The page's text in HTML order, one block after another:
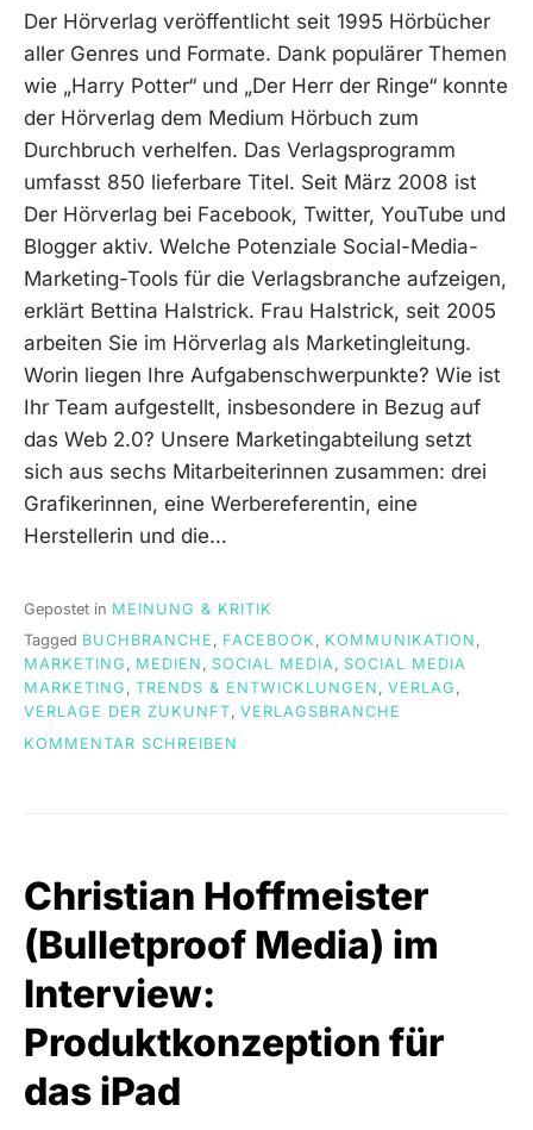
Der Hörverlag veröffentlicht seit 1995 Hörbücher
aller Genres und Formate. Dank populärer Themen
wie „Harry Potter“ und „Der Herr der Ringe“ konnte
der Hörverlag dem Medium Hörbuch zum
Durchbruch verhelfen. Das Verlagsprogramm
umfasst 850 lieferbare Titel. Seit März 2008 ist
Der Hörverlag bei Facebook, Twitter, YouTube und
Blogger aktiv. Welche Potenziale Social-Media-
Marketing-Tools für die Verlagsbranche aufzeigen,
erklärt Bettina Halstrick. Frau Halstrick, seit 2005
arbeiten Sie im Hörverlag als Marketingleitung.
Worin liegen Ihre Aufgabenschwerpunkte? Wie ist
Ihr Team aufgestellt, insbesondere in Bezug auf
das Web 2.0? Unsere Marketingabteilung setzt
sich aus sechs Mitarbeiterinnen zusammen: drei
Grafikerinnen, eine Werbereferentin, eine
Herstellerin und die…
Gepostet in MEINUNG & KRITIK
Tagged BUCHBRANCHE , FACEBOOK , KOMMUNIKATION ,
MARKETING , MEDIEN , SOCIAL MEDIA, SOCIAL MEDIA
MARKETING , TRENDS & ENTWICKLUNGEN , VERLAG ,
VERLAGE DER ZUKUNFT, VERLAGSBRANCHE
KOMMENTAR SCHREIBEN
INTERVIEW:
DAS
A
UND
MEDIA-
Christian Hoffmeister
(Bulletproof Media) im
Interview:
Produktkonzeption für
das iPad